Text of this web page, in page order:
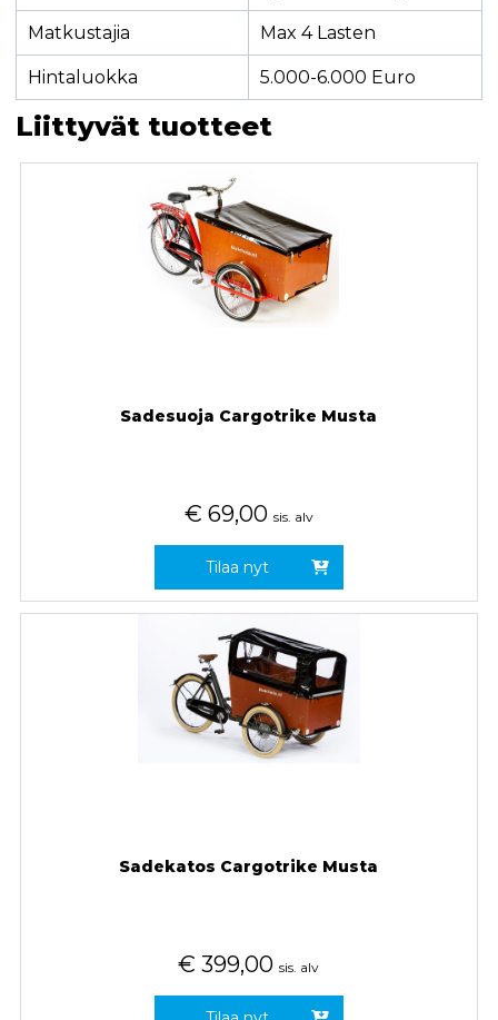
Matkustajia Max 4 Lasten
Hintaluokka 5.000-6.000 Euro
Liittyvät tuotteet
Sadesuoja Cargotrike Musta
€ 69,00 sis. alv
Tilaa nyt
Sadekatos Cargotrike Musta
€ 399,00 sis. alv